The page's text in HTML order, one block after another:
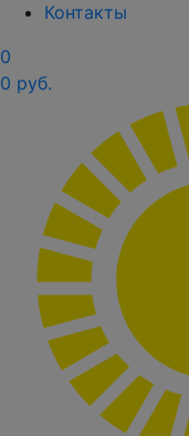
Контакты
0
0 руб.